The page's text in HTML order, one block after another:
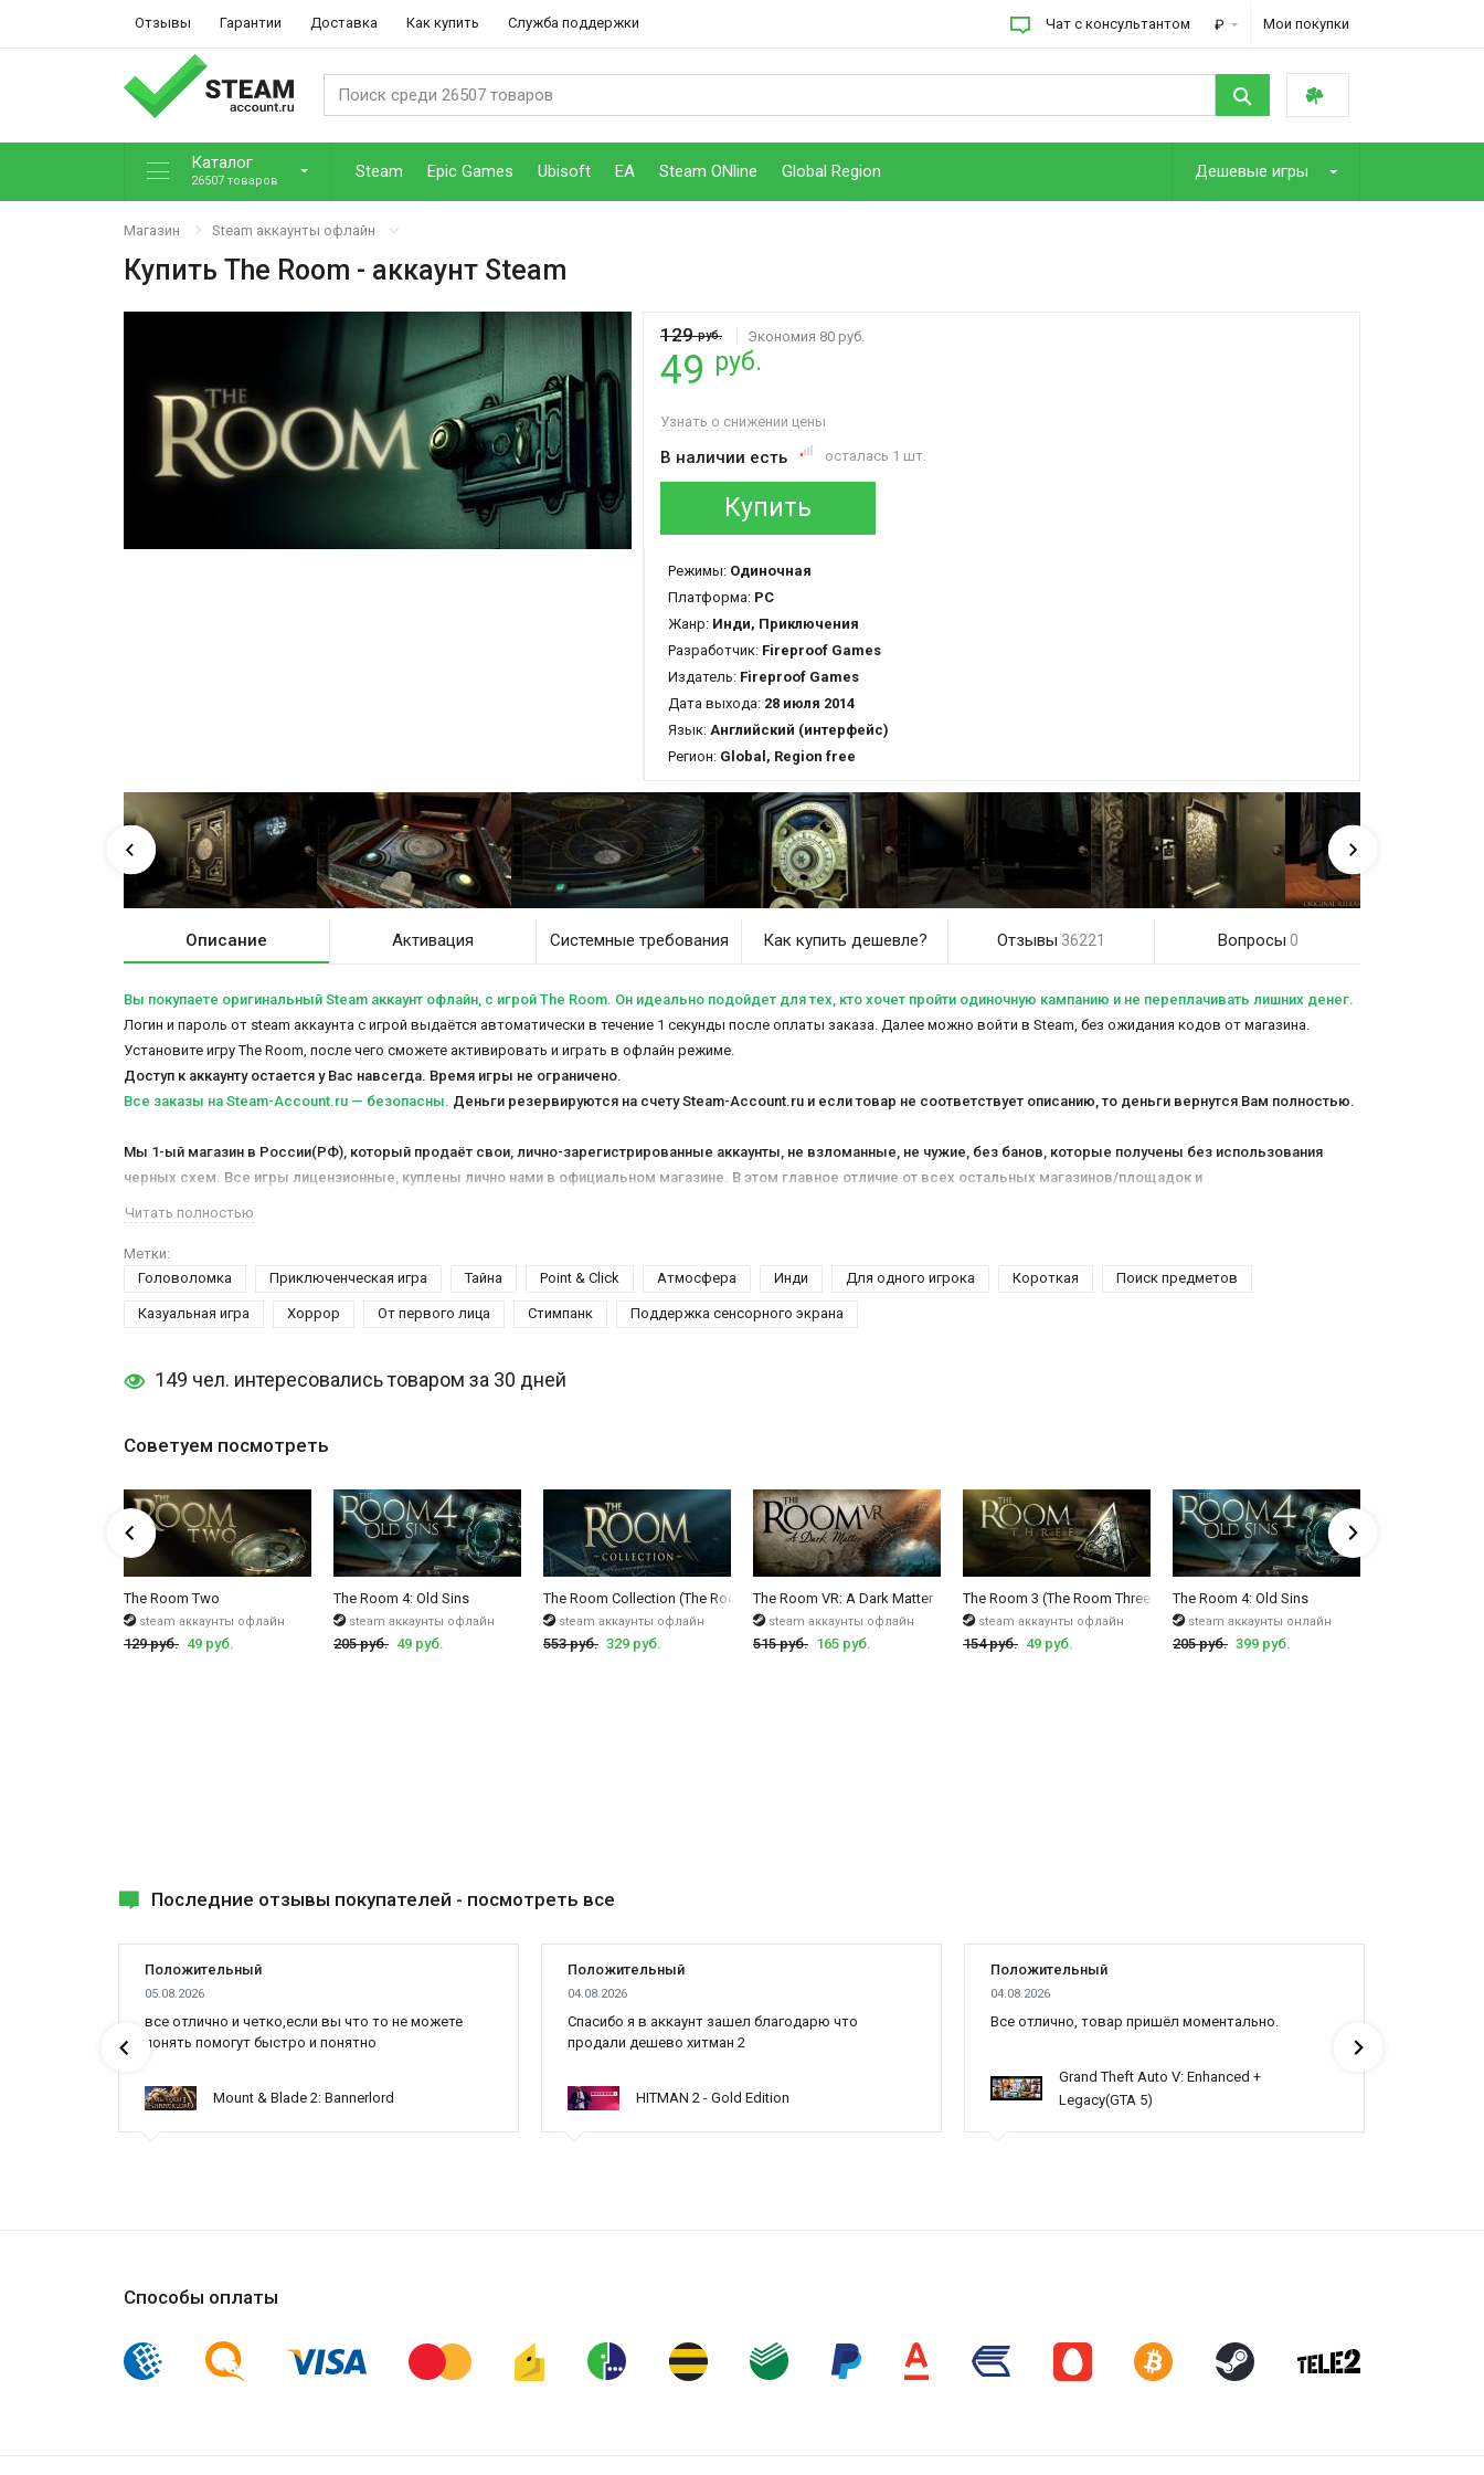
Отзывы Гарантии Доставка Как купить Служба поддержки Чат с консультантом ₽ Мои покупки
Каталог
26507 товаров Steam Epic Games Ubisoft EA Steam ONline Global Region Дешевые игры
Магазин Steam аккаунты офлайн
Купить The Room - аккаунт Steam
129руб. Экономия 80 руб.
49 руб.
Узнать о снижении цены
В наличии есть осталась 1 шт.
Купить
Режимы: Одиночная
Платформа: PC
Жанр: Инди, Приключения
Разработчик: Fireproof Games
Издатель: Fireproof Games
Дата выхода: 28 июля 2014
Язык: Английский (интерфейс)
Регион: Global, Region free
Описание Активация Системные требования Как купить дешевле? Отзывы 36221 Вопросы 0
Вы покупаете оригинальный Steam аккаунт офлайн, c игрой The Room. Он идеально подойдет для тех, кто хочет пройти одиночную кампанию и не переплачивать лишних денег.
Логин и пароль от steam аккаунта с игрой выдаётся автоматически в течение 1 секунды после оплаты заказа. Далее можно войти в Steam, без ожидания кодов от магазина.
Установите игру The Room, после чего сможете активировать и играть в офлайн режиме.
Доступ к аккаунту остается у Вас навсегда. Время игры не ограничено.
Все заказы на Steam-Account.ru — безопасны. Деньги резервируются на счету Steam-Account.ru и если товар не соответствует описанию, то деньги вернутся Вам полностью.
Мы 1-ый магазин в России(РФ), который продаёт свои, лично-зарегистрированные аккаунты, не взломанные, не чужие, без банов, которые получены без использования
черных схем. Все игры лицензионные, куплены лично нами в официальном магазине. В этом главное отличие от всех остальных магазинов/площадок и
Это не временная активация игры и не временный аккаунт. Не нужно качать никаких не официальных активаторов и дополнительных непроверенных программ.
Мы не ставим, как многие магазины, фейк-таймеры на товары и не пишем, что акция через 1-3 часа закончится. Не исчезаем после проведения оплаты за товар и гарантированно
отвечаем абсолютно всем клиентам, без исключенияс 2010 года работы. Работаем дольше 99,9% магазинов и площадок в интернете. Среднее время ответа оператора в нашем
The Room доступна для любой страны мира, в том числе дляРоссии и Беларуси
нашем магазине, тогда вы сможете погрузиться в эту зловещую и одновременно завораживающую атмосферу. Геймплей состоит из загадок и головоломок, которые необходимо
дополняет и в то же время создает атмосферу. Детали интерьера выполнены крайне кропотливо и подробно, а если вы правильно разгадаете загадку, то сможете наблюдать за
их движением. Игра на первый взгляд сложна, головоломки неясны, но стоит немного наловчиться и понять принцип, как вы уже становитесь настоящим ассом, достаточно
только начать и вас с головой поглотит эта таинственная комната.
Читать полностью
Метки:
Головоломка
Приключенческая игра Тайна Point & Click Атмосфера Инди Для одного игрока Короткая Поиск предметов
Казуальная игра Хоррор От первого лица Стимпанк Поддержка сенсорного экрана
149 чел. интересовались товаром за 30 дней
Советуем посмотреть
The Room Two
steam аккаунты офлайн
129 руб. 49 руб.
The Room 4: Old Sins
steam аккаунты офлайн
205 руб. 49 руб.
The Room Collection (The Room, The Room 2, The Room 3 и The Room 4: Old Sins)
steam аккаунты офлайн
553 руб. 329 руб.
The Room VR: A Dark Matter
steam аккаунты офлайн
515 руб. 165 руб.
The Room 3 (The Room Three)
steam аккаунты офлайн
154 руб. 49 руб.
The Room 4: Old Sins
steam аккаунты онлайн
205 руб. 399 руб.
Последние отзывы покупателей - посмотреть все
Положительный
05.08.2026
все отлично и четко,если вы что то не можете
понять помогут быстро и понятно
Mount & Blade 2: Bannerlord
Положительный
04.08.2026
Cпасибо я в аккаунт зашел благодарю что
продали дешево хитман 2
HITMAN 2 - Gold Edition
Положительный
04.08.2026
Все отлично, товар пришёл моментально.
Grand Theft Auto V: Enhanced +
Legacy(GTA 5)
Способы оплаты